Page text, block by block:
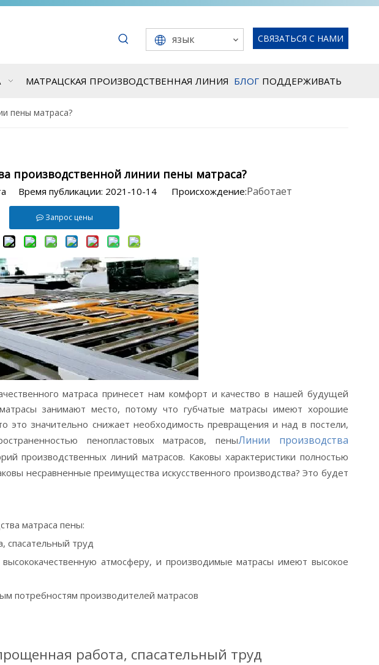
язык СВЯЗАТЬСЯ С НАМИ
МАТРАЦСКАЯ ПРОИЗВОДСТВЕННАЯ ЛИНИЯ БЛОГ ПОДДЕРЖИВАТЬ
пены матраса?
производственной линии пены матраса?
Время публикации: 2021-10-14 Происхождение:Работает
Запрос цены
матраса принесет нам комфорт и качество в нашей будущей
занимают место, потому что губчатые матрасы имеют хорошие
это значительно снижает необходимость превращения и над в постели,
пенопластовых матрасов, пеныЛинии производства
производственных линий матрасов. Каковы характеристики полностью
несравненные преимущества искусственного производства? Это будет
матраса пены:
спасательный труд
атмосферу, и производимые матрасы имеют высокое
потребностям производителей матрасов
работа, спасательный труд